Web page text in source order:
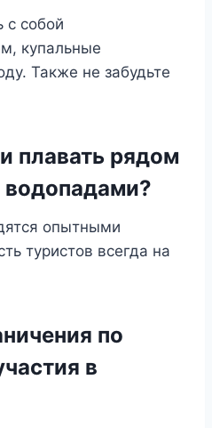
с собой
купальные
Также не забудьте
плавать рядом
опытными
туристов всегда на
по
в